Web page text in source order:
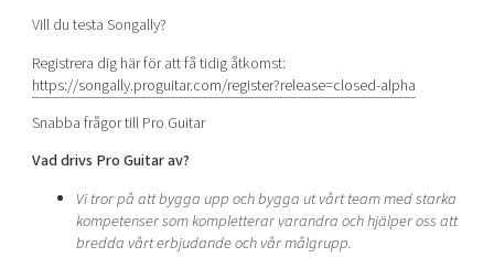
Vill du testa Songally?
Registrera dig här för att få tidig åtkomst:
https://songally.proguitar.com/register?release=closed-alpha
Snabba frågor till Pro Guitar
Vad drivs Pro Guitar av?
Vi tror på att bygga upp och bygga ut vårt team med starka
kompetenser som kompletterar varandra och hjälper oss att
bredda vårt erbjudande och vår målgrupp.